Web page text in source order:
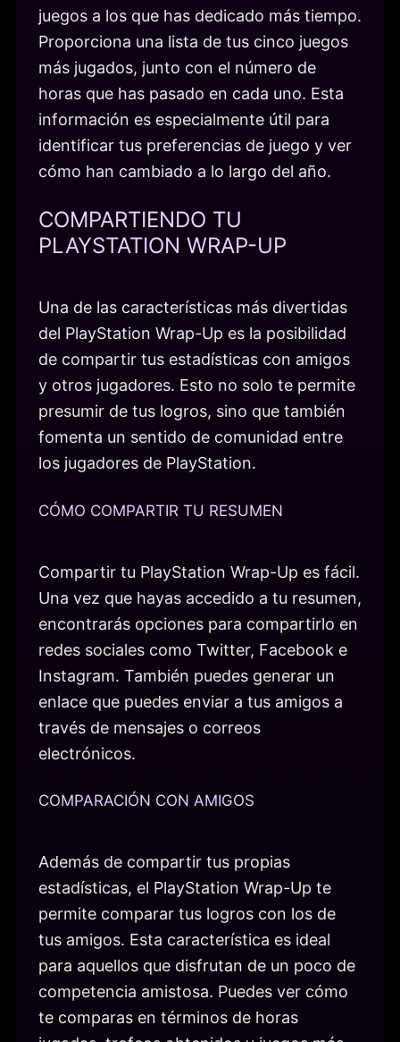
juegos a los que has dedicado más tiempo.
Proporciona una lista de tus cinco juegos
más jugados, junto con el número de
horas que has pasado en cada uno. Esta
información es especialmente útil para
identificar tus preferencias de juego y ver
cómo han cambiado a lo largo del año.
COMPARTIENDO TU
PLAYSTATION WRAP-UP
Una de las características más divertidas
del PlayStation Wrap-Up es la posibilidad
de compartir tus estadísticas con amigos
y otros jugadores. Esto no solo te permite
presumir de tus logros, sino que también
fomenta un sentido de comunidad entre
los jugadores de PlayStation.
CÓMO COMPARTIR TU RESUMEN
Compartir tu PlayStation Wrap-Up es fácil.
Una vez que hayas accedido a tu resumen,
encontrarás opciones para compartirlo en
redes sociales como Twitter, Facebook e
Instagram. También puedes generar un
enlace que puedes enviar a tus amigos a
través de mensajes o correos
electrónicos.
COMPARACIÓN CON AMIGOS
Además de compartir tus propias
estadísticas, el PlayStation Wrap-Up te
permite comparar tus logros con los de
tus amigos. Esta característica es ideal
para aquellos que disfrutan de un poco de
competencia amistosa. Puedes ver cómo
te comparas en términos de horas